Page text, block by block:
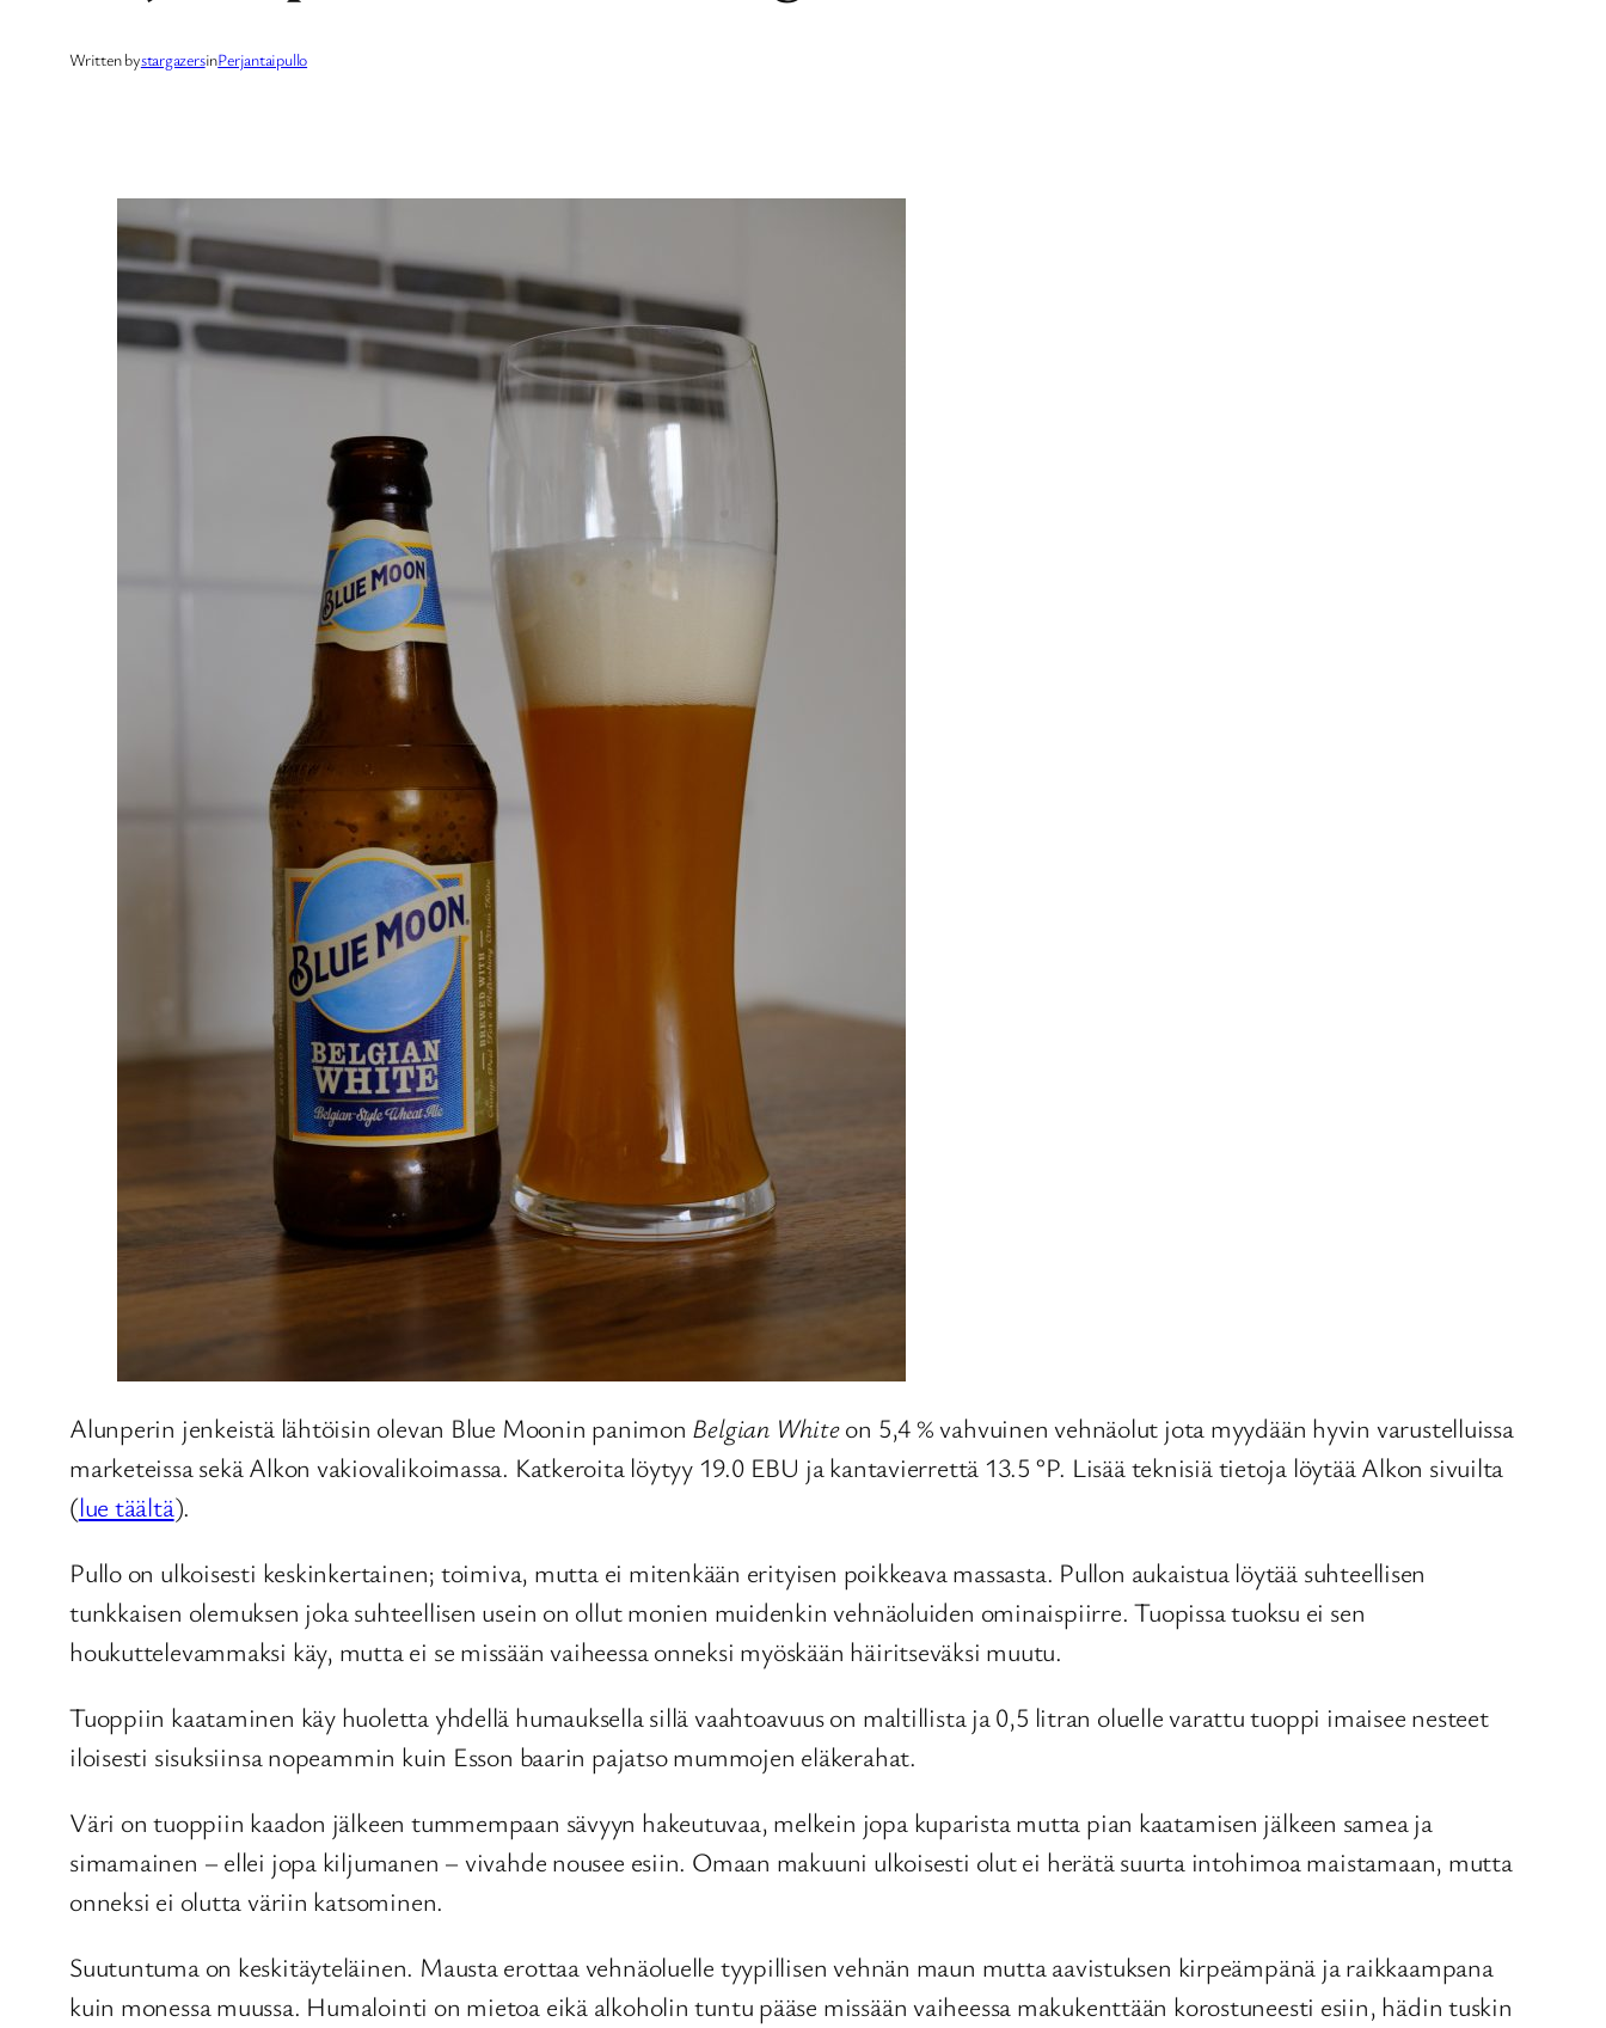
Written bystargazersinPerjantaipullo
Alunperin jenkeistä lähtöisin olevan Blue Moonin panimon Belgian Whiteon 5,4 % vahvuinen vehnäolut jota myydään hyvin varustelluissa
marketeissa sekä Alkon vakiovalikoimassa. Katkeroita löytyy 19.0 EBU ja kantavierrettä 13.5 °P. Lisää teknisiä tietoja löytää Alkon sivuilta
(lue täältä).
Pullo on ulkoisesti keskinkertainen; toimiva, mutta ei mitenkään erityisen poikkeava massasta. Pullon aukaistua löytää suhteellisen
tunkkaisen olemuksen joka suhteellisen usein on ollut monien muidenkin vehnäoluiden ominaispiirre. Tuopissa tuoksu ei sen
houkuttelevammaksi käy, mutta ei se missään vaiheessa onneksi myöskään häiritseväksi muutu.
Tuoppiin kaataminen käy huoletta yhdellä humauksella sillä vaahtoavuus on maltillista ja 0,5 litran oluelle varattu tuoppi imaisee nesteet
iloisesti sisuksiinsa nopeammin kuin Esson baarin pajatso mummojen eläkerahat.
Väri on tuoppiin kaadon jälkeen tummempaan sävyyn hakeutuvaa, melkein jopa kuparista mutta pian kaatamisen jälkeen samea ja
simamainen – ellei jopa kiljumanen – vivahde nousee esiin. Omaan makuuni ulkoisesti olut ei herätä suurta intohimoa maistamaan, mutta
onneksi ei olutta väriin katsominen.
Suutuntuma on keskitäyteläinen. Mausta erottaa vehnäoluelle tyypillisen vehnän maun mutta aavistuksen kirpeämpänä ja raikkaampana
kuin monessa muussa. Humalointi on mietoa eikä alkoholin tuntu pääse missään vaiheessa makukenttään korostuneesti esiin, hädin tuskin